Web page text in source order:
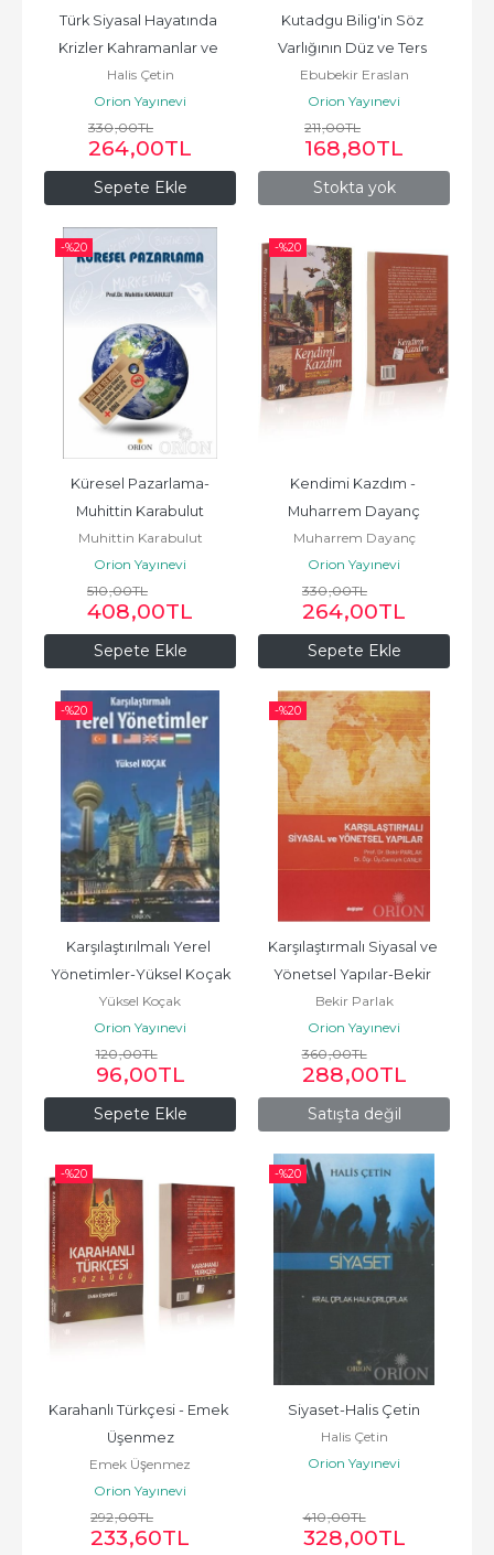
Sepete Ekle
Türk Siyasal Hayatında
Krizler Kahramanlar ve
Hainler 2. Cilt-Halis Çetin
Halis Çetin
Orion Yayınevi
330,00TL
264,00TL
Stokta yok
Kutadgu Bilig'in Söz
Varlığının Düz ve Ters
Dizim Sözlüğü - Ebubekir...
Ebubekir Eraslan
Orion Yayınevi
211,00TL
168,80TL
-%20
Sepete Ekle
Küresel Pazarlama-
Muhittin Karabulut
Muhittin Karabulut
Orion Yayınevi
510,00TL
408,00TL
-%20
Sepete Ekle
Kendimi Kazdım -
Muharrem Dayanç
Muharrem Dayanç
Orion Yayınevi
330,00TL
264,00TL
-%20
Sepete Ekle
Karşılaştırılmalı Yerel
Yönetimler-Yüksel Koçak
Yüksel Koçak
Orion Yayınevi
120,00TL
96,00TL
-%20
Satışta değil
Karşılaştırmalı Siyasal ve
Yönetsel Yapılar-Bekir
Parlak/Cantürk Caner
Bekir Parlak
Orion Yayınevi
360,00TL
288,00TL
-%20
Karahanlı Türkçesi - Emek
Üşenmez
Emek Üşenmez
Orion Yayınevi
292,00TL
233,60TL
-%20
Siyaset-Halis Çetin
Halis Çetin
Orion Yayınevi
410,00TL
328,00TL